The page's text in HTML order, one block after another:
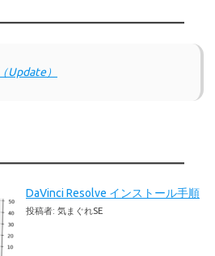
Update）
DaVinci Resolve インストール手順
投稿者: 気まぐれSE